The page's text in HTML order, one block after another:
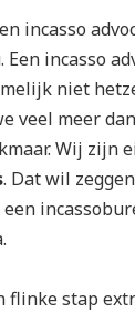
incasso
incasso
niet
veel meer
Wij zijn
. Dat wil
flinke stap